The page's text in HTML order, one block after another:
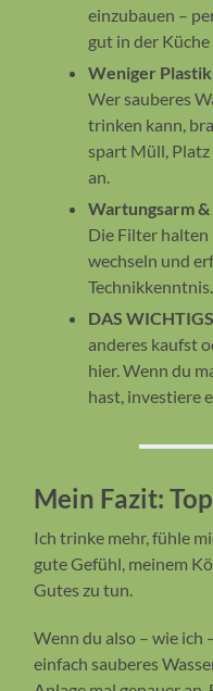
einzubauen –
gut in der
Weniger
Wer sauberes
trinken kann,
spart Müll,
an.
Wartungsarm &
Die Filter halten
wechseln und
DAS
anderes kaufst
hier. Wenn du
hast, investiere
Mein Fazit: Top
Ich trinke mehr, fühle
gute Gefühl, meinem
Gutes zu tun.
Wenn du also – wie ich
einfach sauberes